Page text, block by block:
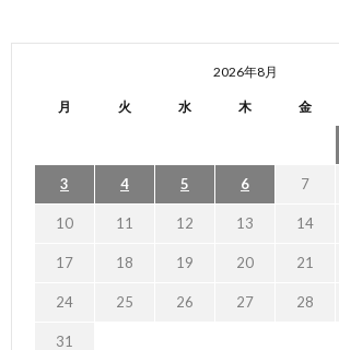
2026年8月
月 火 水 木 金
3 4 5 6 7
10 11 12 13 14
17 18 19 20 21
24 25 26 27 28
31